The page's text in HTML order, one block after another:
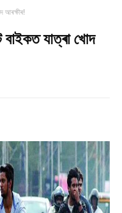
আৰক্ষীৰ!
বাইকত যাত্ৰা খোদ